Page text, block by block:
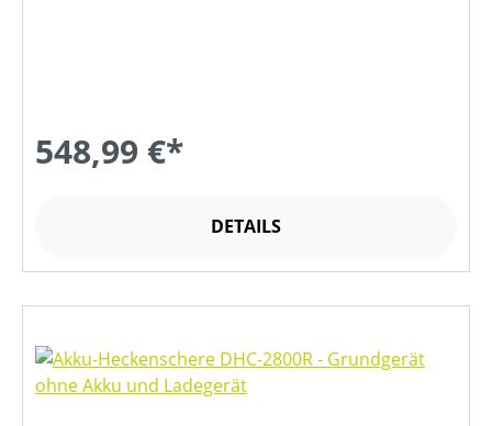
548,99 €*
DETAILS